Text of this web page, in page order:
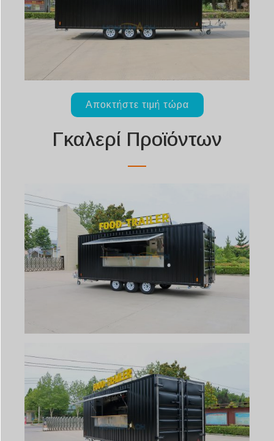
Αποκτήστε τιμή τώρα
Γκαλερί Προϊόντων